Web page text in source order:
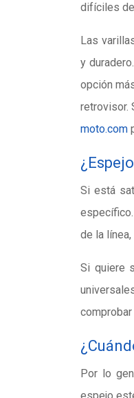
difíciles
Las
y
opción
retrovisor.
moto.com
Si está
de la
Si quiere
Por lo